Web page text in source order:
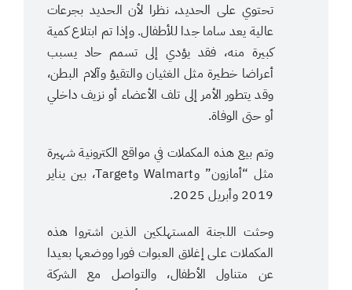
تحتوي على الحديد، نظرا لأن الحديد بجرعات
عالية يعد ساما جدا للأطفال. وإذا تم ابتلاع كمية
كبيرة منه، فقد يؤدي إلى تسمم حاد يسبب
أعراضا خطيرة مثل الغثيان والتقيؤ وآلام البطن،
وقد يتطور الأمر إلى تلف الأعضاء أو نزيف داخلي
أو حتى الوفاة.
وتم بيع هذه المكملات في مواقع الكترونية شهيرة
مثل “أمازون” وWalmart وTarget، بين يناير
2019 وأبريل 2025.
وحثت اللجنة المستهلكين الذين اشتروا هذه
المكملات على إغلاق العبوات فورا ووضعها بعيدا
عن متناول الأطفال، والتواصل مع الشركة